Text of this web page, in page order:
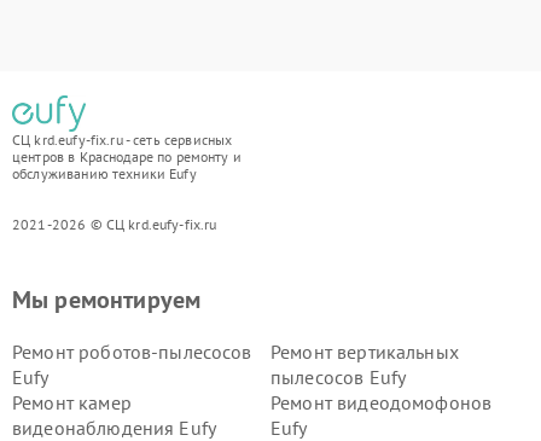
СЦ krd.eufy-fix.ru - сеть сервисных
центров в Краснодаре по ремонту и
обслуживанию техники Eufy
2021-2026 © СЦ krd.eufy-fix.ru
Мы ремонтируем
Ремонт роботов-пылесосов
Eufy
Ремонт вертикальных
пылесосов Eufy
Ремонт камер
видеонаблюдения Eufy
Ремонт видеодомофонов
Eufy